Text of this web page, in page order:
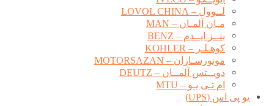
لــوول – LOVOL CHINA
مـان آلمـان – MAN
بنــز ایــدم – BENZ
کوهـلـر – KOHLER
موتورسـازان – MOTORSAZAN
دویــتس آلمــان – DEUTZ
ام تـی یـو – MTU
یو پی اس (UPS)